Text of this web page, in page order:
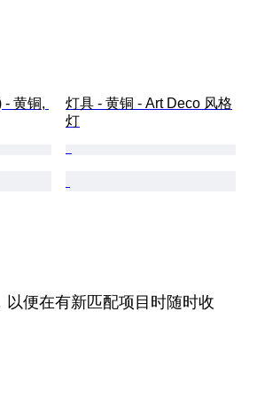
- 黄铜,
灯具 - 黄铜 - Art Deco 风格
灯
以便在有新匹配项目时随时收